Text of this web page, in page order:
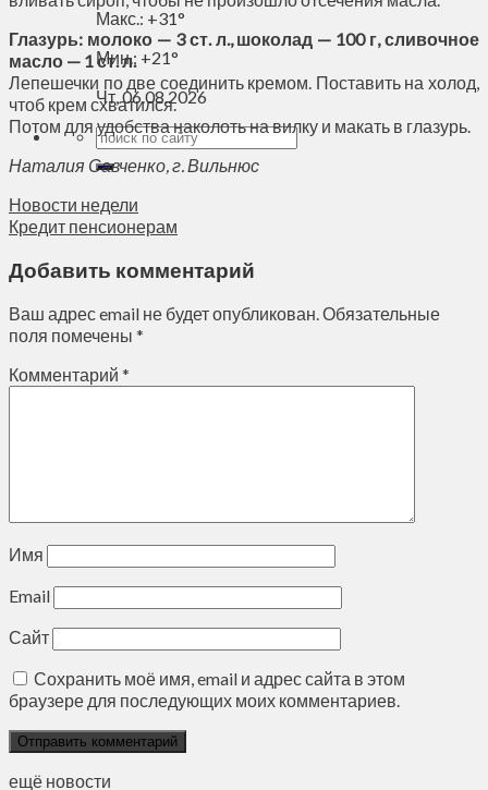
Макс.: +31°
Мин.: +21°
Чт, 06.08.2026
Глазурь: молоко — 3 ст. л., шоколад — 100 г, сливочное
масло — 1 ст. л.
Лепешечки по две соединить кремом. Поставить на холод,
чтоб крем схватился.
Потом для удобства наколоть на вилку и макать в глазурь.
Наталия Савченко, г. Вильнюс
Новости недели
Кредит пенсионерам
Добавить комментарий
Ваш адрес email не будет опубликован.Обязательные
поля помечены *
Комментарий *
Имя
Email
Сайт
Сохранить моё имя, email и адрес сайта в этом
браузере для последующих моих комментариев.
ещё новости